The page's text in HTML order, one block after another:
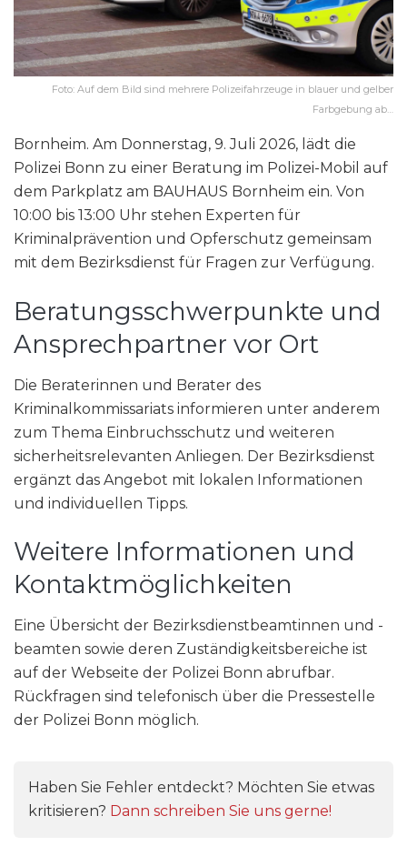
Foto: Auf dem Bild sind mehrere Polizeifahrzeuge in blauer und gelber
Farbgebung ab…
Bornheim. Am Donnerstag, 9. Juli 2026, lädt die
Polizei Bonn zu einer Beratung im Polizei-Mobil auf
dem Parkplatz am BAUHAUS Bornheim ein. Von
10:00 bis 13:00 Uhr stehen Experten für
Kriminalprävention und Opferschutz gemeinsam
mit dem Bezirksdienst für Fragen zur Verfügung.
Beratungsschwerpunkte und
Ansprechpartner vor Ort
Die Beraterinnen und Berater des
Kriminalkommissariats informieren unter anderem
zum Thema Einbruchsschutz und weiteren
sicherheitsrelevanten Anliegen. Der Bezirksdienst
ergänzt das Angebot mit lokalen Informationen
und individuellen Tipps.
Weitere Informationen und
Kontaktmöglichkeiten
Eine Übersicht der Bezirksdienstbeamtinnen und -
beamten sowie deren Zuständigkeitsbereiche ist
auf der Webseite der Polizei Bonn abrufbar.
Rückfragen sind telefonisch über die Pressestelle
der Polizei Bonn möglich.
Haben Sie Fehler entdeckt? Möchten Sie etwas
kritisieren? Dann schreiben Sie uns gerne!